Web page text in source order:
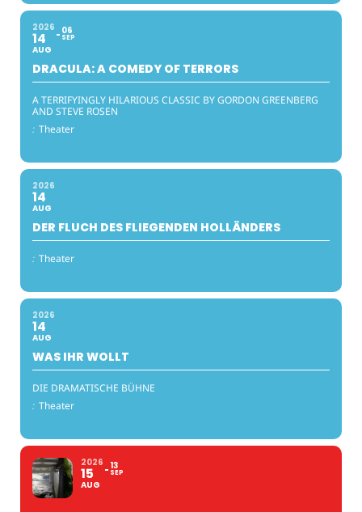
2026
14
AUG
06
SEP
DRACULA: A COMEDY OF TERRORS
A TERRIFYINGLY HILARIOUS CLASSIC BY GORDON GREENBERG
AND STEVE ROSEN
: Theater
2026
14
AUG
DER FLUCH DES FLIEGENDEN HOLLÄNDERS
: Theater
2026
14
AUG
WAS IHR WOLLT
DIE DRAMATISCHE BÜHNE
: Theater
2026
15
AUG
13
SEP